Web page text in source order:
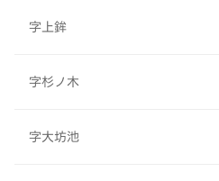
字上鉾
字杉ノ木
字大坊池